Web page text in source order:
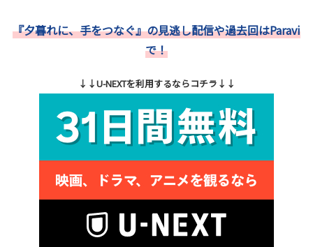
『夕暮れに、手をつなぐ』の見逃し配信や過去回はParavi
で！
↓↓U-NEXTを利用するならコチラ↓↓